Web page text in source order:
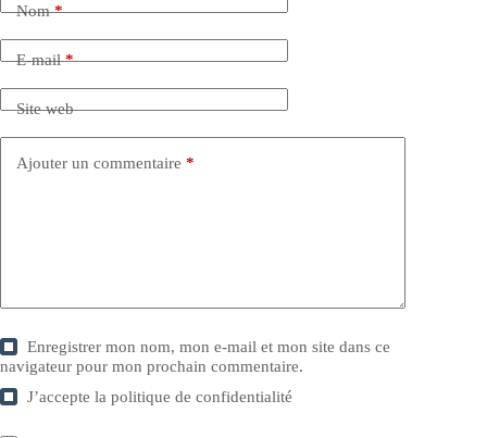
Nom*
E-mail*
Site web
Ajouter un commentaire *
Enregistrer mon nom, mon e-mail et mon site dans ce
navigateur pour mon prochain commentaire.
J’accepte lapolitique de confidentialité